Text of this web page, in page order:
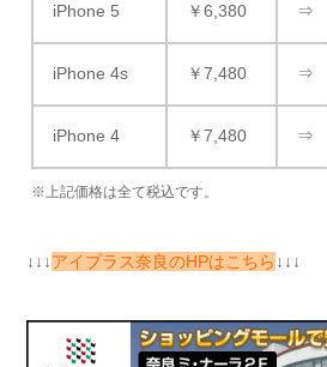
iPhone 5 ￥6,380 ⇒
iPhone 4s ￥7,480 ⇒
iPhone 4 ￥7,480 ⇒
※上記価格は全て税込です。
↓↓↓アイプラス奈良のHPはこちら ↓↓↓